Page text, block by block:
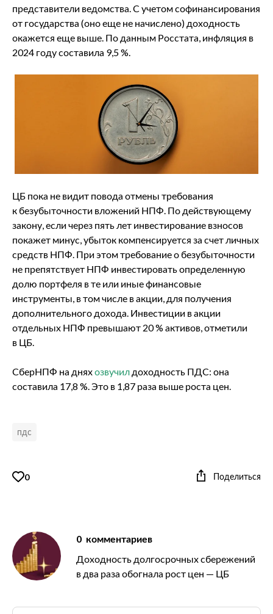
представители ведомства. С учетом софинансирования
от государства (оно еще не начислено) доходность
окажется еще выше. По данным Росстата, инфляция в
2024 году составила 9,5 %.
ЦБ пока не видит повода отмены требования
к безубыточности вложений НПФ. По действующему
закону, если через пять лет инвестирование взносов
покажет минус, убыток компенсируется за счет личных
средств НПФ. При этом требование о безубыточности
не препятствует НПФ инвестировать определенную
долю портфеля в те или иные финансовые
инструменты, в том числе в акции, для получения
дополнительного дохода. Инвестиции в акции
отдельных НПФ превышают 20 % активов, отметили
в ЦБ.
СберНПФ на дняхозвучил доходность ПДС: она
составила 17,8 %. Это в 1,87 раза выше роста цен.
пдс
0 Поделиться
0 комментариев
Доходность долгосрочных сбережений
в два раза обогнала рост цен — ЦБ